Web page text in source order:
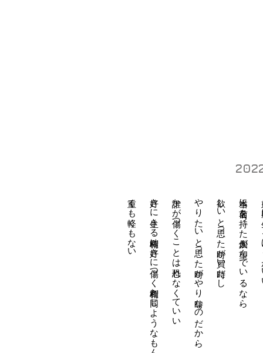
好
本当に名前を持った個人が望んでいるなら。
欲しいと思った時が買い時だし
やりたいと思った時がやり時なのだから。
​誰かが傷つくことは恐れなくていい
​好きに生きる権利は好きに傷つく権利と同じようなもん
​重くも軽くもない